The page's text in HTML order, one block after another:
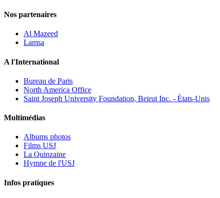
Nos partenaires
Al Mazeed
Lamsa
A l'International
Bureau de Paris
North America Office
Saint Joseph University Foundation, Beirut Inc. - États-Unis
Multimédias
Albums photos
Films USJ
La Quinzaine
Hymne de l'USJ
Infos pratiques